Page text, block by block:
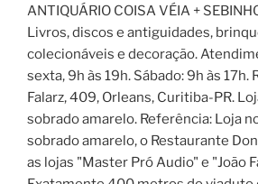
ANTIQUÁRIO COISA VÉIA +
Livros, discos e antiguidades,
colecionáveis e decoração.
sexta, 9h às 19h. Sábado: 9h às 17h.
Falarz, 409, Orleans, Curitiba-PR.
sobrado amarelo. Referência: Loja
sobrado amarelo, o Restaurante
as lojas "Master Pró Audio" e "João